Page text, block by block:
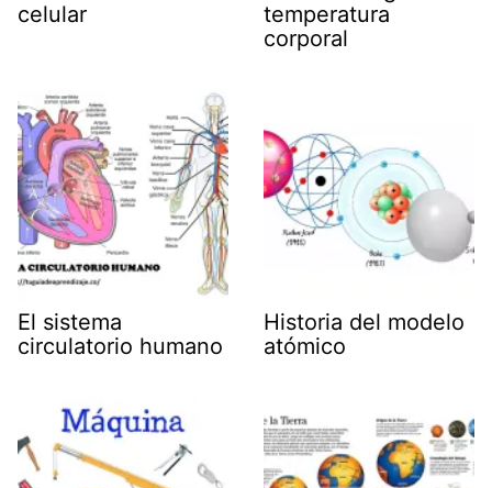
celular
temperatura
corporal
El sistema
circulatorio humano
Historia del modelo
atómico